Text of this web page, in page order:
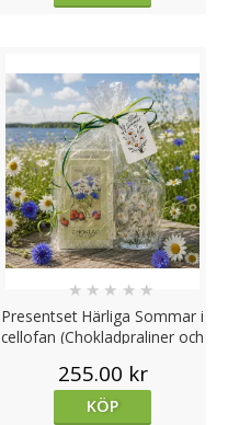
Presentset Härliga Sommar i
cellofan (Chokladpraliner och
★ ★ ★ ★ ★
255.00 kr
KÖP